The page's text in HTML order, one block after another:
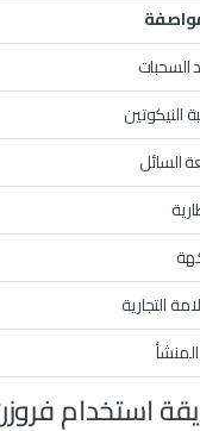
السحبات
النيكوتين
السائل
التجارية
استخدام فروزن